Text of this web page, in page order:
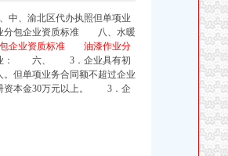
、 渝北区代办执照但单项业
分包企业资质标准 八、水暖
包企业资质标准 油漆作业分
： 六、 3．企业具有初
但单项业务合同额不超过企业
资本金30万元以上。 3．企